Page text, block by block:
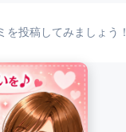
を投稿してみましょう！